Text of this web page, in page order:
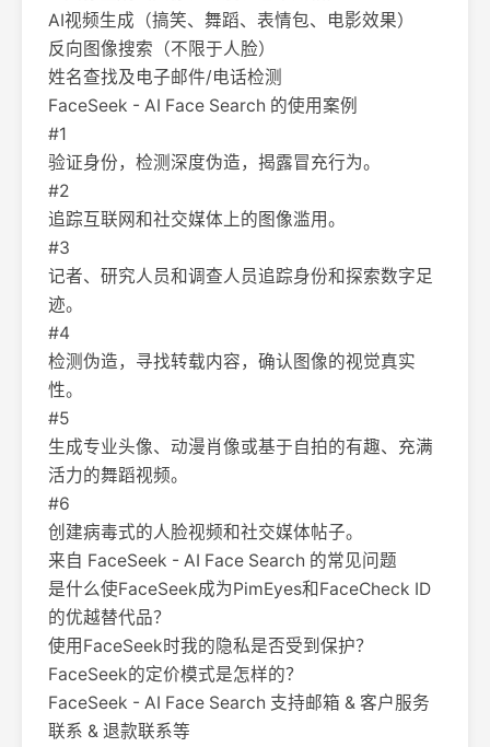
AI视频生成（搞笑、舞蹈、表情包、电影效果）
反向图像搜索（不限于人脸）
姓名查找及电子邮件/电话检测
FaceSeek - AI Face Search 的使用案例
#1
验证身份，检测深度伪造，揭露冒充行为。
#2
追踪互联网和社交媒体上的图像滥用。
#3
记者、研究人员和调查人员追踪身份和探索数字足
迹。
#4
检测伪造，寻找转载内容，确认图像的视觉真实
性。
#5
生成专业头像、动漫肖像或基于自拍的有趣、充满
活力的舞蹈视频。
#6
创建病毒式的人脸视频和社交媒体帖子。
来自 FaceSeek - AI Face Search 的常见问题
是什么使FaceSeek成为PimEyes和FaceCheck ID
的优越替代品？
使用FaceSeek时我的隐私是否受到保护？
FaceSeek的定价模式是怎样的？
FaceSeek - AI Face Search 支持邮箱 & 客户服务
联系 & 退款联系等